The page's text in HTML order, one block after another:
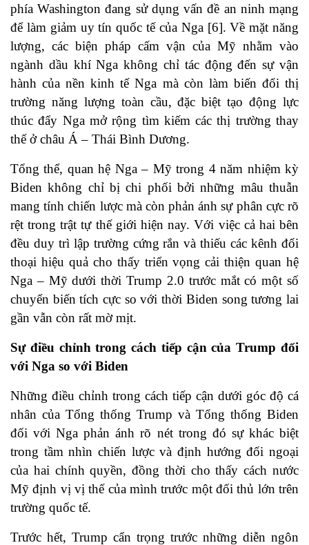
phía Washington đang sử dụng vấn đề an ninh mạng
để làm giảm uy tín quốc tế của Nga [6]. Về mặt năng
lượng, các biện pháp cấm vận của Mỹ nhằm vào
ngành dầu khí Nga không chỉ tác động đến sự vận
hành của nền kinh tế Nga mà còn làm biến đổi thị
trường năng lượng toàn cầu, đặc biệt tạo động lực
thúc đẩy Nga mở rộng tìm kiếm các thị trường thay
thế ở châu Á – Thái Bình Dương.
Tổng thể, quan hệ Nga – Mỹ trong 4 năm nhiệm kỳ
Biden không chỉ bị chi phối bởi những mâu thuẫn
mang tính chiến lược mà còn phản ánh sự phân cực rõ
rệt trong trật tự thế giới hiện nay. Với việc cả hai bên
đều duy trì lập trường cứng rắn và thiếu các kênh đối
thoại hiệu quả cho thấy triển vọng cải thiện quan hệ
Nga – Mỹ dưới thời Trump 2.0 trước mắt có một số
chuyển biến tích cực so với thời Biden song tương lai
gần vẫn còn rất mờ mịt.
Sự điều chỉnh trong cách tiếp cận của Trump đối
với Nga so với Biden
Những điều chỉnh trong cách tiếp cận dưới góc độ cá
nhân của Tổng thống Trump và Tổng thống Biden
đối với Nga phản ánh rõ nét trong đó sự khác biệt
trong tầm nhìn chiến lược và định hướng đối ngoại
của hai chính quyền, đồng thời cho thấy cách nước
Mỹ định vị vị thế của mình trước một đối thủ lớn trên
trường quốc tế.
Trước hết, Trump cẩn trọng trước những diễn ngôn